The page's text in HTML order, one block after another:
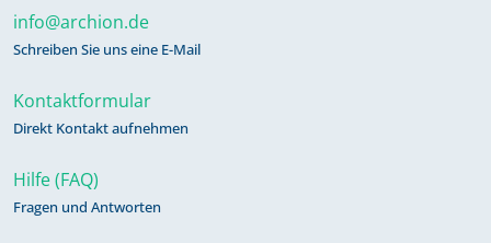
info@archion.de
Schreiben Sie uns eine E-Mail
Kontaktformular
Direkt Kontakt aufnehmen
Hilfe (FAQ)
Fragen und Antworten